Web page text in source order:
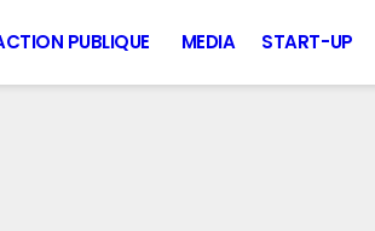
PUBLIQUE MEDIA START-UP